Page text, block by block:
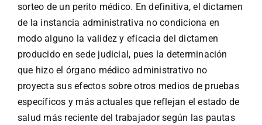
sorteo de un perito médico. En definitiva, el dictamen
de la instancia administrativa no condiciona en
modo alguno la validez y eficacia del dictamen
producido en sede judicial, pues la determinación
que hizo el órgano médico administrativo no
proyecta sus efectos sobre otros medios de pruebas
específicos y más actuales que reflejan el estado de
salud más reciente del trabajador según las pautas